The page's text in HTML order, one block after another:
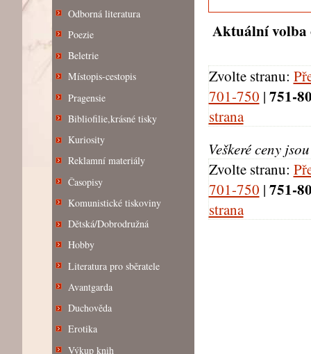
Odborná literatura
Poezie
Beletrie
Místopis-cestopis
Pragensie
Bibliofilie,krásné tisky
Kuriosity
Reklamní materiály
Časopisy
Komunistické tiskoviny
Dětská/Dobrodružná
Hobby
Literatura pro sběratele
Avantgarda
Duchověda
Erotika
Výkup knih
Aktuální volba
Zvolte stranu:
701-750 | 751-
strana
Veškeré ceny
Zvolte stranu:
701-750 | 751-
strana